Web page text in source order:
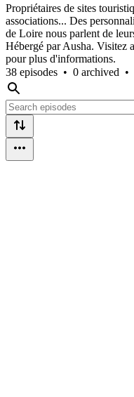
Propriétaires de sites
associations... Des
de Loire nous parlent de
Hébergé par Ausha. Visitez
pour plus d'informations.
38 episodes • 0 archived •